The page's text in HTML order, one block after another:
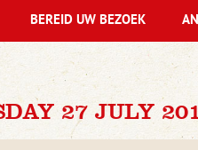
27 JULY
BEREID UW BEZOEK